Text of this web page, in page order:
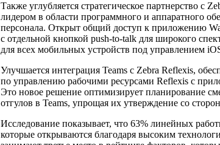
Также углубляется стратегическое партнерство с
лидером в области программного и аппаратного
персонала. Открыт общий доступ к приложению
с отдельной кнопкой push-to-talk для широкого
для всех мобильных устройств под управлением
Улучшается интеграция Teams с Zebra Reflexis,
по управлению рабочими ресурсами Reflexis с
Это новое решение оптимизирует планирование
отгулов в Teams, упрощая их утверждение со
Исследование показывает, что 63% линейных
которые открываются благодаря высоким